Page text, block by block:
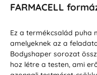
FARMACELL
Ez a termékcsalád puha
amelyeknek az a
Bodyshaper sorozat
hoz létre a testen, ami